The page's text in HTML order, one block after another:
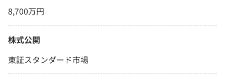
8,700万円
株式公開
東証スタンダード市場